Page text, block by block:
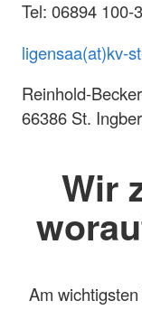
Tel: 06894 100-
ligensaa(at)kv-
Reinhold-
66386 St.
Wir
Am